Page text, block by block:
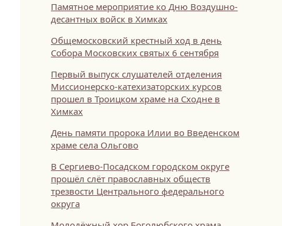
Памятное мероприятие ко Дню Воздушно-
десантных войск в Химках
Общемосковский крестный ход в день
Собора Московских святых 6 сентября
Первый выпуск слушателей отделения
Миссионерско-катехизаторских курсов
прошел в Троицком храме на Сходне в
Химках
День памяти пророка Илии во Введенском
храме села Ольгово
В Сергиево-Посадском городском округе
прошёл слёт православных обществ
трезвости Центрального федерального
округа